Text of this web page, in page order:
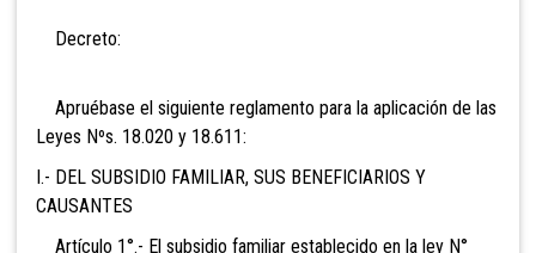
Decreto:
Apruébase el siguiente reglamento para la aplicación de las
Leyes Nºs. 18.020 y 18.611:
I.- DEL SUBSIDIO FAMILIAR, SUS BENEFICIARIOS Y
CAUSANTES
Artículo 1°.- El subsidio familiar establecido en la ley N°